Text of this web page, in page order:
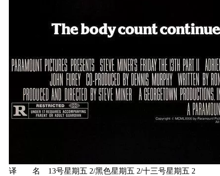
译 名 13号星期五 2/黑色星期五 2/十三号星期五 2